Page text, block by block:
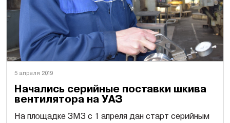
5 апреля 2019
Начались серийные поставки шкива
вентилятора на УАЗ
На площадке ЗМЗ с 1 апреля дан старт серийным